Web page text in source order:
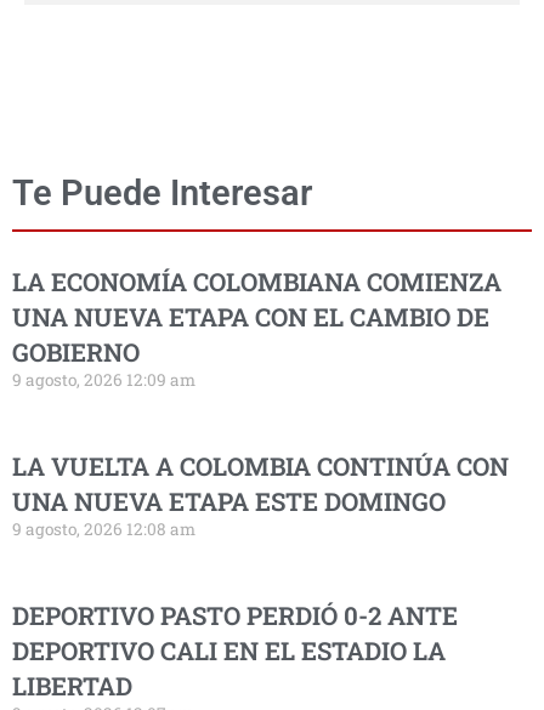
Te Puede Interesar
LA ECONOMÍA COLOMBIANA COMIENZA
UNA NUEVA ETAPA CON EL CAMBIO DE
GOBIERNO
9 agosto, 2026 12:09 am
LA VUELTA A COLOMBIA CONTINÚA CON
UNA NUEVA ETAPA ESTE DOMINGO
9 agosto, 2026 12:08 am
DEPORTIVO PASTO PERDIÓ 0-2 ANTE
DEPORTIVO CALI EN EL ESTADIO LA
LIBERTAD